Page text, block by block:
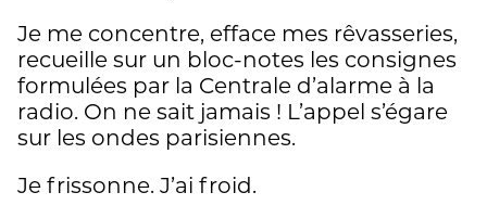
Je me concentre, efface mes rêvasseries,
recueille sur un bloc-notes les consignes
formulées par la Centrale d’alarme à la
radio. On ne sait jamais ! L’appel s’égare
sur les ondes parisiennes.
Je frissonne. J’ai froid.